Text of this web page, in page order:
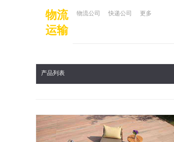
物流
运输
物流公司 快递公司 更多
产品列表